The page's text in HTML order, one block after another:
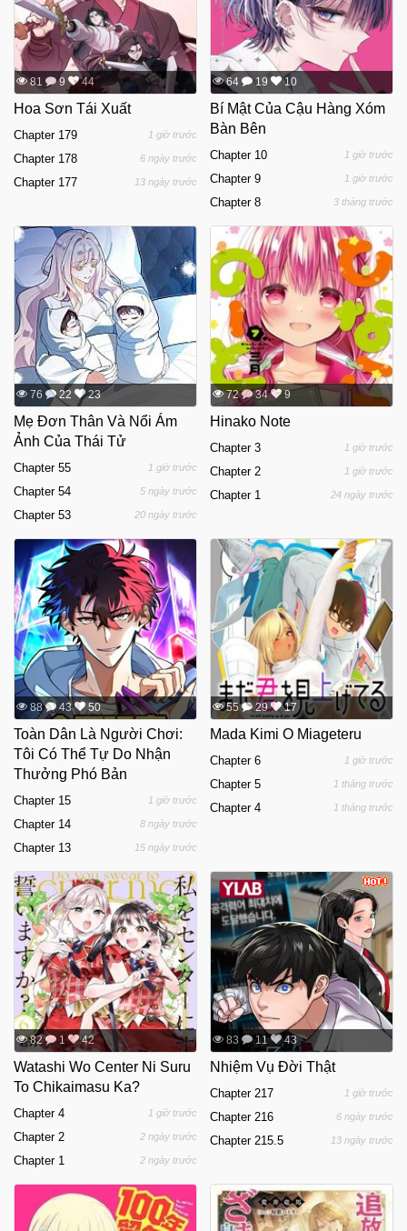
81 9 44
Hoa Sơn Tái Xuất
Chapter 179 1 giờ trước
Chapter 178 6 ngày trước
Chapter 177 13 ngày trước
64 19 10
Bí Mật Của Cậu Hàng Xóm
Bàn Bên
Chapter 10 1 giờ trước
Chapter 9 1 giờ trước
Chapter 8 3 tháng trước
76 22 23
Mẹ Đơn Thân Và Nổi Ám
Ảnh Của Thái Tử
Chapter 55 1 giờ trước
Chapter 54 5 ngày trước
Chapter 53 20 ngày trước
72 34 9
Hinako Note
Chapter 3 1 giờ trước
Chapter 2 1 giờ trước
Chapter 1 24 ngày trước
88 43 50
Toàn Dân Là Người Chơi:
Tôi Có Thể Tự Do Nhận
Thưởng Phó Bản
Chapter 15 1 giờ trước
Chapter 14 8 ngày trước
Chapter 13 15 ngày trước
55 29 17
Mada Kimi O Miageteru
Chapter 6 1 giờ trước
Chapter 5 1 tháng trước
Chapter 4 1 tháng trước
82 1 42
Watashi Wo Center Ni Suru
To Chikaimasu Ka?
Chapter 4 1 giờ trước
Chapter 2 2 ngày trước
Chapter 1 2 ngày trước
83 11 43
Nhiệm Vụ Đời Thật
Chapter 217 1 giờ trước
Chapter 216 6 ngày trước
Chapter 215.5 13 ngày trước